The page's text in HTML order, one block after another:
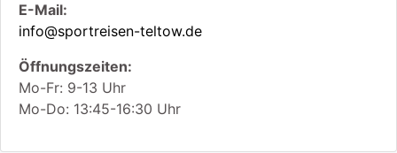
E-Mail:
info@sportreisen-teltow.de
Öffnungszeiten:
Mo-Fr: 9-13 Uhr
Mo-Do: 13:45-16:30 Uhr